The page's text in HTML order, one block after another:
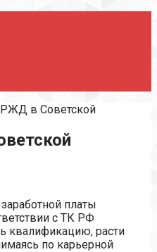
РЖД в Советской
платы
с ТК РФ
квалификацию, расти
по карьерной